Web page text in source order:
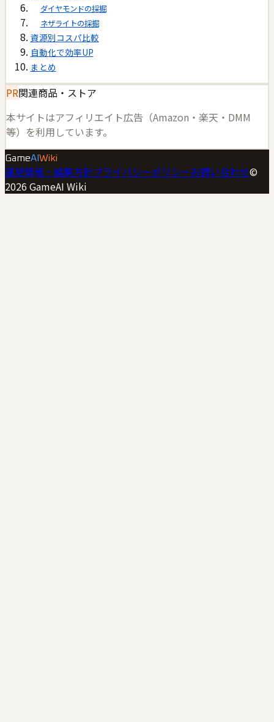
ダイヤモンドの採掘
ネザライトの採掘
資源別コスパ比較
自動化で効率UP
まとめ
PR関連商品・ストア
本サイトはアフィリエイト広告（Amazon・楽天・DMM
等）を利用しています。
GameAI Wiki
運営情報・編集方針プライバシーポリシーお問い合わせ©
2026 GameAI Wiki